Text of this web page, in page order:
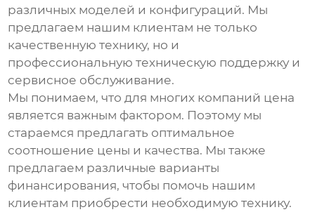
различных моделей и конфигураций. Мы
предлагаем нашим клиентам не только
качественную технику, но и
профессиональную техническую поддержку и
сервисное обслуживание.
Мы понимаем, что для многих компаний цена
является важным фактором. Поэтому мы
стараемся предлагать оптимальное
соотношение цены и качества. Мы также
предлагаем различные варианты
финансирования, чтобы помочь нашим
клиентам приобрести необходимую технику.